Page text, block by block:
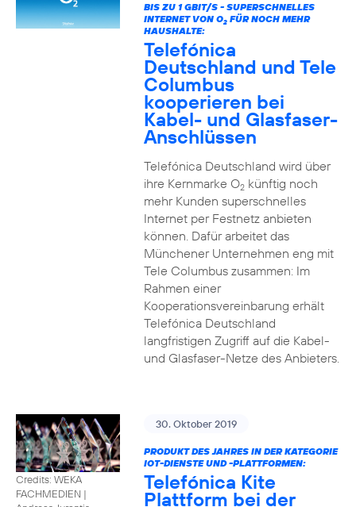
BIS ZU 1 GBIT/S - SUPERSCHNELLES
INTERNET VON O2FÜR NOCH MEHR
HAUSHALTE:
Telefónica
Deutschland und Tele
Columbus
kooperieren bei
Kabel- und Glasfaser-
Anschlüssen
Telefónica Deutschland wird über
ihre Kernmarke O2künftig noch
mehr Kunden superschnelles
Internet per Festnetz anbieten
können. Dafür arbeitet das
Münchener Unternehmen eng mit
Tele Columbus zusammen: Im
Rahmen einer
Kooperationsvereinbarung erhält
Telefónica Deutschland
langfristigen Zugriff auf die Kabel-
und Glasfaser-Netze des Anbieters.
Credits: WEKA
FACHMEDIEN |
30. Oktober 2019
PRODUKT DES JAHRES IN DER KATEGORIE
IOT-DIENSTE UND -PLATTFORMEN:
Telefónica Kite
Plattform bei der